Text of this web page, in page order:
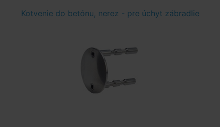
Kotvenie do betónu, nerez - pre úchyt zábradlie